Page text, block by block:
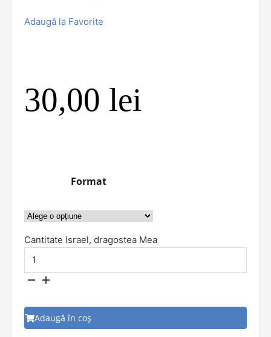
Adaugă la Favorite
30,00 lei
Format
Cantitate Israel, dragostea Mea
Adaugă în coș